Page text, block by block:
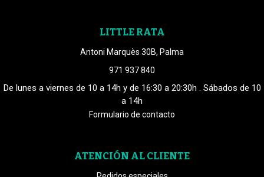
LITTLE RATA
Antoni Marquès 30B, Palma
971 937 840
De lunes a viernes de 10 a 14h y de 16:30 a 20:30h . Sábados de 10
a 14h
Formulario de contacto
ATENCIÓN AL CLIENTE